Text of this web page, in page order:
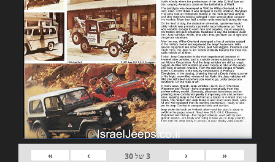
«
‹
3של30
›
»